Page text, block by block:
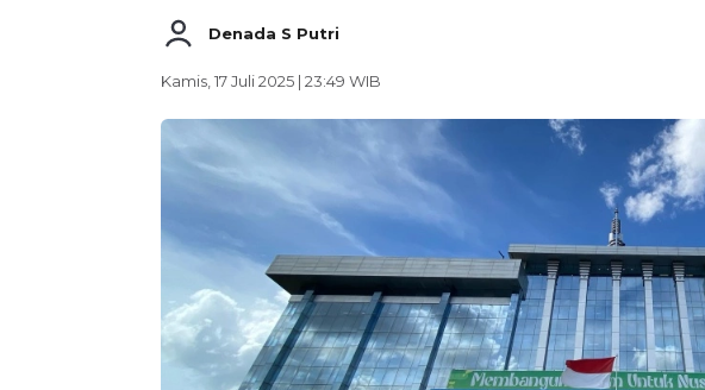
Denada S Putri
Kamis, 17 Juli 2025 | 23:49 WIB